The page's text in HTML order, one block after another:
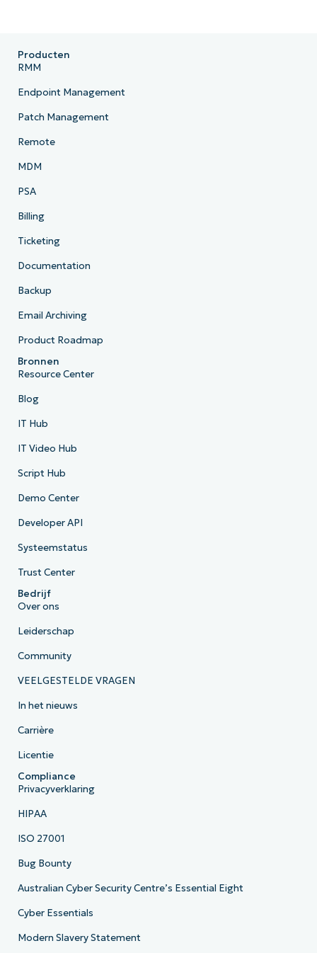
Producten
RMM
Endpoint Management
Patch Management
Remote
MDM
PSA
Billing
Ticketing
Documentation
Backup
Email Archiving
Product Roadmap
Bronnen
Resource Center
Blog
IT Hub
IT Video Hub
Script Hub
Demo Center
Developer API
Systeemstatus
Trust Center
Bedrijf
Over ons
Leiderschap
Community
VEELGESTELDE VRAGEN
In het nieuws
Carrière
Licentie
Compliance
Privacyverklaring
HIPAA
ISO 27001
Bug Bounty
Australian Cyber Security Centre’s Essential Eight
Cyber Essentials
Modern Slavery Statement